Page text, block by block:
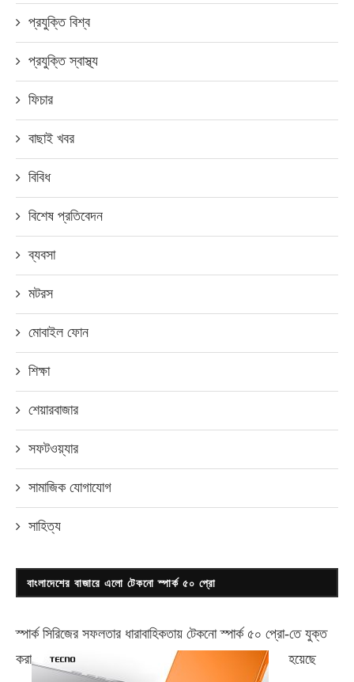
প্রযুক্তি বিশ্ব
প্রযুক্তি স্বাস্থ্য
ফিচার
বাছাই খবর
বিবিধ
বিশেষ প্রতিবেদন
ব্যবসা
মটরস
মোবাইল ফোন
শিক্ষা
শেয়ারবাজার
সফটওয়্যার
সামাজিক যোগাযোগ
সাহিত্য
বাংলাদেশের বাজারে এলো টেকনো স্পার্ক ৫০ প্রো
স্পার্ক সিরিজের সফলতার ধারাবাহিকতায় টেকনোস্পার্ক ৫০ প্রো-তে যুক্ত
করা
হয়েছে